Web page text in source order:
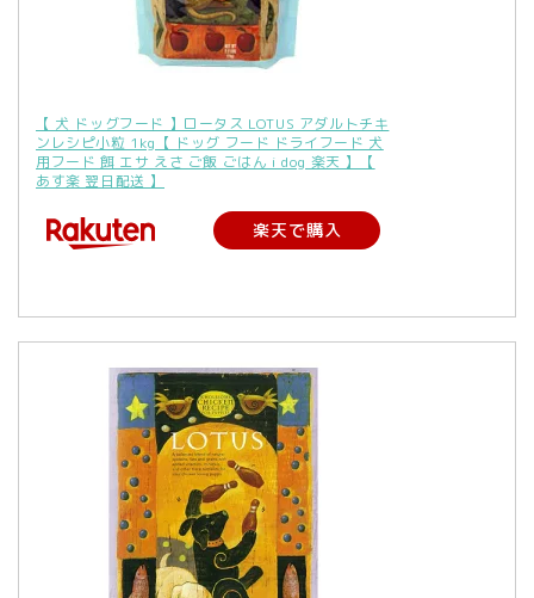
【 犬 ドッグフード 】ロータス LOTUS アダルトチキ
ンレシピ小粒 1kg【 ドッグ フード ドライフード 犬
用フード 餌 エサ えさ ご飯 ごはん i dog 楽天 】【
あす楽 翌日配送 】
楽天で購入